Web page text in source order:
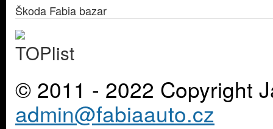
Škoda Fabia bazar
© 2011 - 2022 Copyright
admin@fabiaauto.cz